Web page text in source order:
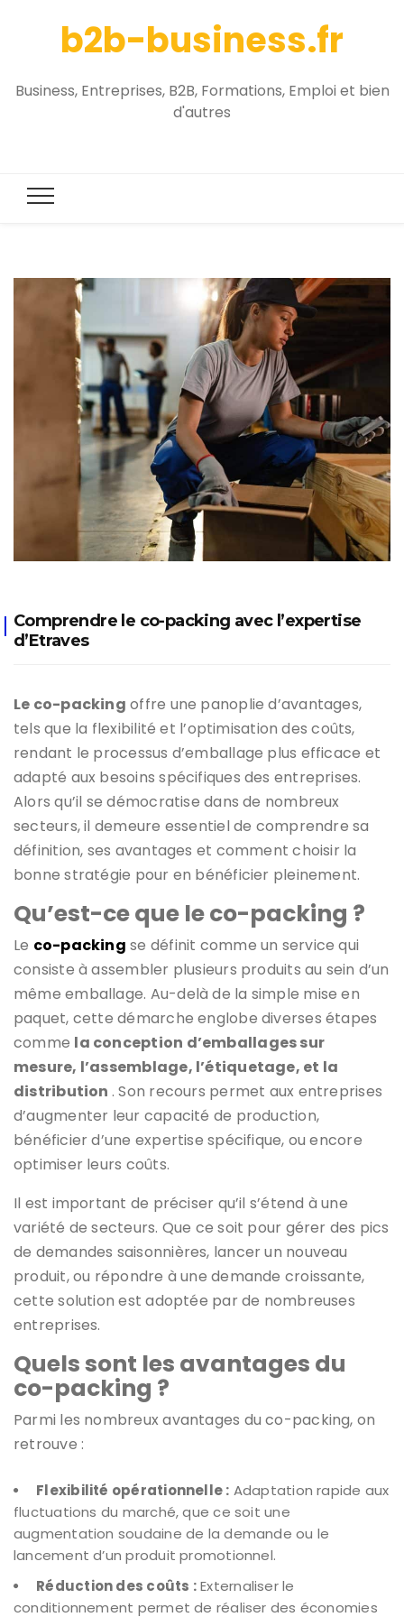
b2b-business.fr
Business, Entreprises, B2B, Formations, Emploi et bien
d'autres
Comprendre le co-packing avec l’expertise
d’Etraves
Le co-packing offre une panoplie d’avantages,
tels que la flexibilité et l’optimisation des coûts,
rendant le processus d’emballage plus efficace et
adapté aux besoins spécifiques des entreprises.
Alors qu’il se démocratise dans de nombreux
secteurs, il demeure essentiel de comprendre sa
définition, ses avantages et comment choisir la
bonne stratégie pour en bénéficier pleinement.
Qu’est-ce que le co-packing ?
Le co-packing se définit comme un service qui
consiste à assembler plusieurs produits au sein d’un
même emballage. Au-delà de la simple mise en
paquet, cette démarche englobe diverses étapes
comme la conception d’emballages sur
mesure, l’assemblage, l’étiquetage, et la
distribution . Son recours permet aux entreprises
d’augmenter leur capacité de production,
bénéficier d’une expertise spécifique, ou encore
optimiser leurs coûts.
Il est important de préciser qu’il s’étend à une
variété de secteurs. Que ce soit pour gérer des pics
de demandes saisonnières, lancer un nouveau
produit, ou répondre à une demande croissante,
cette solution est adoptée par de nombreuses
entreprises.
Quels sont les avantages du
co-packing ?
Parmi les nombreux avantages du co-packing, on
retrouve :
Flexibilité opérationnelle : Adaptation rapide aux
fluctuations du marché, que ce soit une
augmentation soudaine de la demande ou le
lancement d’un produit promotionnel.
Réduction des coûts :Externaliser le
conditionnement permet de réaliser des économies